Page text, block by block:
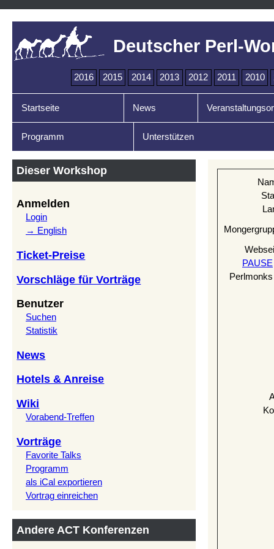
Deutscher Perl-
2016 2015 2014 2013 2012 2011 2010
Startseite News
Programm Unterstützen
Dieser Workshop
Anmelden
Login
→ English
Ticket-Preise
Vorschläge für Vorträge
Benutzer
Suchen
Statistik
News
Hotels & Anreise
Wiki
Vorabend-Treffen
Vorträge
Favorite Talks
Programm
als iCal exportieren
Vortrag einreichen
Andere ACT Konferenzen
PAUSE